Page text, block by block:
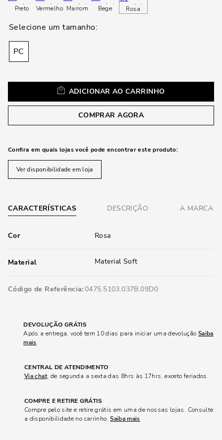
Preto Vermelho Marrom Bege Rosa
PC
ADICIONAR AO CARRINHO
COMPRAR AGORA
Confira em quais lojas você pode encontrar este produto:
Ver disponibilidade em loja
CARACTERÍSTICAS DESCRIÇÃO A MARCA
Cor Rosa
Material Material Soft
Código de Referência 0475.5103.037B.09D0
DEVOLUÇÃO GRÁTIS
Após a entrega, você tem 10 dias para iniciar uma devolução Saiba
mais
CENTRAL DE ATENDIMENTO
Via chat, de segunda a sexta das 8hrs às 17hrs, exceto feriados.
COMPRE E RETIRE GRÁTIS
Compre pelo site e retire grátis em uma de nossas lojas. Consulte
a disponibilidade no carrinho.Saiba mais